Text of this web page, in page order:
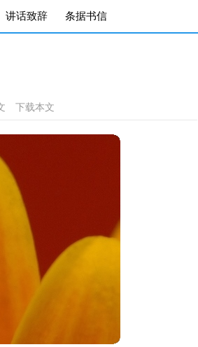
讲话致辞 条据书信
下载本文